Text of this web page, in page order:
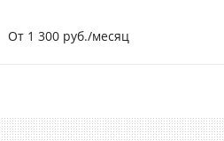
От 1 300 руб./месяц